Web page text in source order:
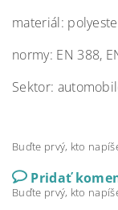
materiál:
normy: EN 388,
Sektor:
Buďte prvý, kto
Pridať
Buďte prvý, kto